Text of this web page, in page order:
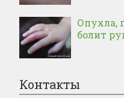
Опухла,
болит
Контакты